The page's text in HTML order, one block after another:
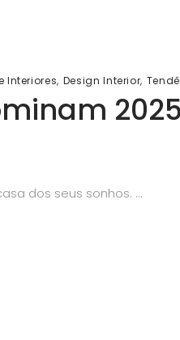
Interiores, Design Interior,
dos seus sonhos.